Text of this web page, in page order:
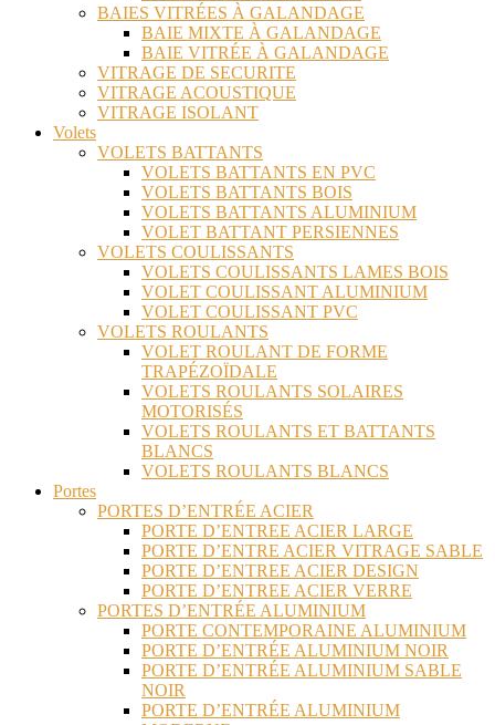
BAIES VITRÉES À GALANDAGE
BAIE MIXTE À GALANDAGE
BAIE VITRÉE À GALANDAGE
VITRAGE DE SECURITE
VITRAGE ACOUSTIQUE
VITRAGE ISOLANT
Volets
VOLETS BATTANTS
VOLETS BATTANTS EN PVC
VOLETS BATTANTS BOIS
VOLETS BATTANTS ALUMINIUM
VOLET BATTANT PERSIENNES
VOLETS COULISSANTS
VOLETS COULISSANTS LAMES BOIS
VOLET COULISSANT ALUMINIUM
VOLET COULISSANT PVC
VOLETS ROULANTS
VOLET ROULANT DE FORME
TRAPÉZOÏDALE
VOLETS ROULANTS SOLAIRES
MOTORISÉS
VOLETS ROULANTS ET BATTANTS
BLANCS
VOLETS ROULANTS BLANCS
Portes
PORTES D’ENTRÉE ACIER
PORTE D’ENTREE ACIER LARGE
PORTE D’ENTRE ACIER VITRAGE SABLE
PORTE D’ENTREE ACIER DESIGN
PORTE D’ENTREE ACIER VERRE
PORTES D’ENTRÉE ALUMINIUM
PORTE CONTEMPORAINE ALUMINIUM
PORTE D’ENTRÉE ALUMINIUM NOIR
PORTE D’ENTRÉE ALUMINIUM SABLE
NOIR
PORTE D’ENTRÉE ALUMINIUM